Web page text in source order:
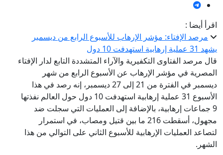
اقرأ أيضا :
مرصد الإفتاء: مؤشر الإرهاب للأسبوع الرابع من ديسمبر
يشهد 31 عملية إرهابية استهدفت 10 دول
قال مرصد الفتاوى التكفيرية والآراء المتشددة التابع لدار الإفتاء
المصرية في مؤشر الإرهاب عن الأسبوع الرابع من شهر
ديسمبر في الفترة من 21 إلى 27 ديسمبر، إنه رصد في هذا
الأسبوع 31 عملية إرهابية استهدفت 10 دول حول العالم نفذتها
9 جماعات إرهابية، بالإضافة إلى العمليات التي سجلت ضد
مجهول، أسقطت 216 ما بين قتيل ومصاب، في استمرار
لتصاعد العمليات الإرهابية للأسبوع الثاني على التوالي من هذا
الشهر.